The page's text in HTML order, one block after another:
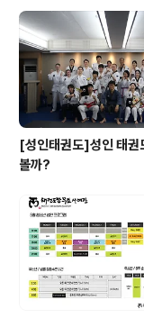
[성인태권도]성인 태권
볼까?